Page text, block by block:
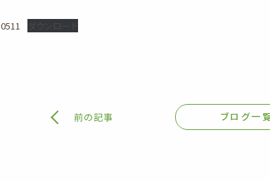
0511 ダウンロード
前の記事 ブログ一